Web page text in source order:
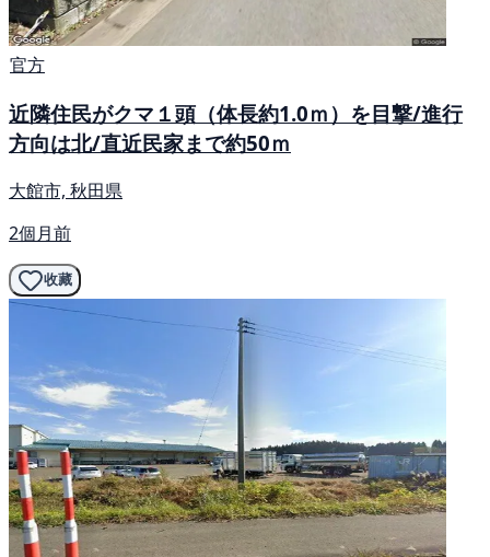
官方
近隣住民がクマ１頭（体長約1.0ｍ）を目撃/進行
方向は北/直近民家まで約50ｍ
大館市, 秋田県
2個月前
收藏